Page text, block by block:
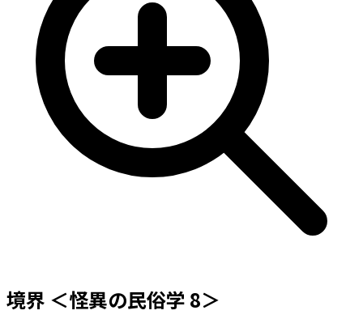
境界 ＜怪異の民俗学 8＞